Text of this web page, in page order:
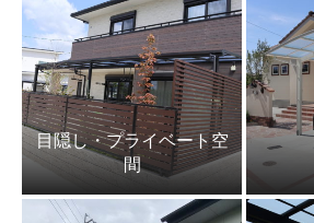
目隠し・プライベート空
間